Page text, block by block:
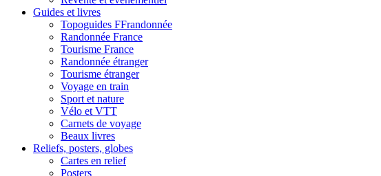
Guides et livres
Topoguides FFrandonnée
Randonnée France
Tourisme France
Randonnée étranger
Tourisme étranger
Voyage en train
Sport et nature
Vélo et VTT
Carnets de voyage
Beaux livres
Reliefs, posters, globes
Cartes en relief
Posters